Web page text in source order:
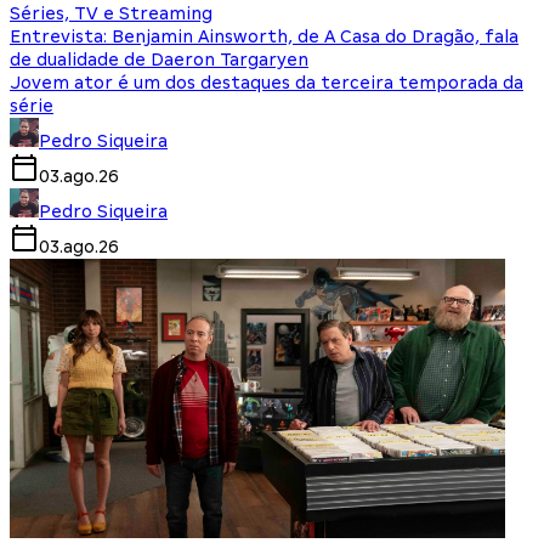
Séries, TV e Streaming
Entrevista: Benjamin Ainsworth, de A Casa do Dragão, fala
de dualidade de Daeron Targaryen
Jovem ator é um dos destaques da terceira temporada da
série
Pedro Siqueira
03.ago.26
Pedro Siqueira
03.ago.26